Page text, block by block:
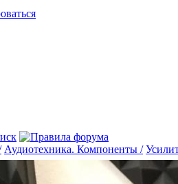
Аудиотехника. Компоненты /